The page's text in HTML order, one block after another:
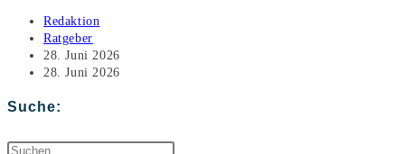
Beitrags-
Autor:
Redaktion
Beitrags-
Kategorie:
Ratgeber
Beitrag
veröffentlicht:
28. Juni 2026
Beitrag
geändert
28. Juni 2026
Suche: